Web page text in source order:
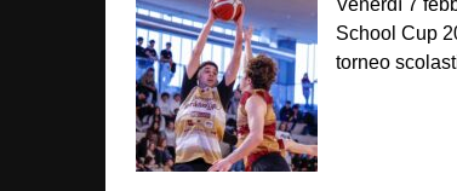
Venerdì 7
School Cup
torneo